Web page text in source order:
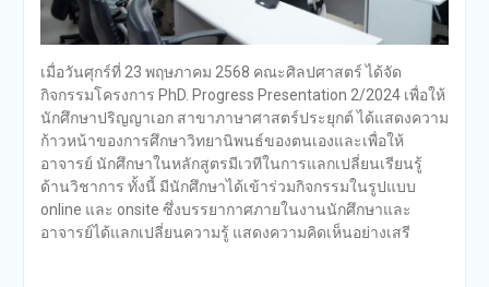
เมื่อวันศุกร์ที่ 23 พฤษภาคม 2568 คณะศิลปศาสตร์ ได้จัด
กิจกรรมโครงการ PhD. Progress Presentation 2/2024 เพื่อให้
นักศึกษาปริญญาเอก สาขาภาษาศาสตร์ประยุกต์ ได้แสดงความ
ก้าวหน้าของการศึกษาวิทยานิพนธ์ของตนเองและเพื่อให้
อาจารย์ นักศึกษาในหลักสูตรมีเวทีในการแลกเปลี่ยนเรียนรู้
ด้านวิชาการ ทั้งนี้ มีนักศึกษาได้เข้าร่วมกิจกรรมในรูปแบบ
online และ onsite ซึ่งบรรยากาศภายในงานนักศึกษาและ
อาจารย์ได้แลกเปลี่ยนความรู้ แสดงความคิดเห็นอย่างเสรี